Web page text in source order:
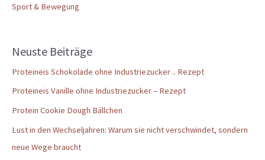
Sport & Bewegung
Neuste Beiträge
Proteineis Schokolade ohne Industriezucker .. Rezept
Proteineis Vanille ohne Industriezucker – Rezept
Protein Cookie Dough Bällchen
Lust in den Wechseljahren: Warum sie nicht verschwindet, sondern
neue Wege braucht